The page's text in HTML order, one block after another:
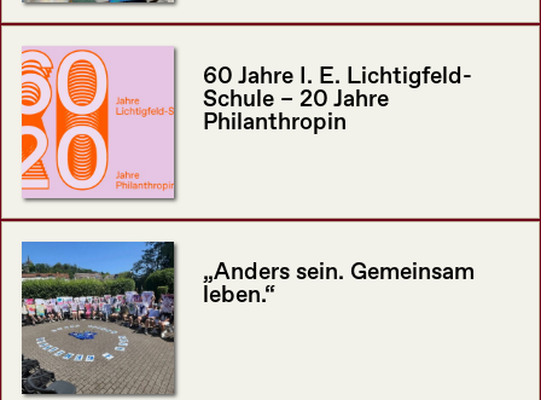
60 Jahre I. E. Lichtigfeld-
Schule – 20 Jahre
Philanthropin
„Anders sein. Gemeinsam
leben.“